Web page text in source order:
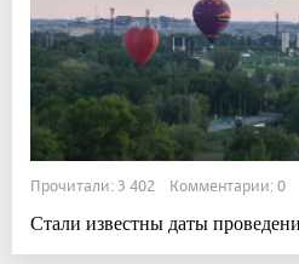
Прочитали: 3 402 Комментарии: 0
Стали известны даты